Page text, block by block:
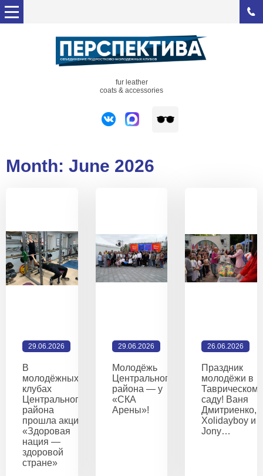
fur leather
coats & accessories
Month: June 2026
В
молодёжных
клубах
Центрального
района
прошла акция
«Здоровая
нация —
здоровой
стране»
29.06.2026
Молодёжь
Центрального
района — у
«СКА
Арены»!
29.06.2026
Праздник
молодёжи в
Таврическом
саду! Ваня
Дмитриенко,
Xolidayboy и
Jony…
26.06.2026